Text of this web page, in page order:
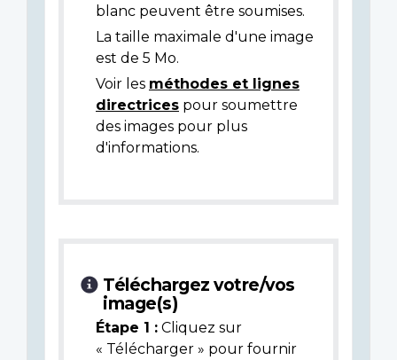
blanc peuvent être soumises.
La taille maximale d'une image
est de 5 Mo.
Voir les méthodes et lignes
directrices pour soumettre
des images pour plus
d'informations.
Téléchargez votre/vos
image(s)
Étape 1 : Cliquez sur
« Télécharger » pour fournir